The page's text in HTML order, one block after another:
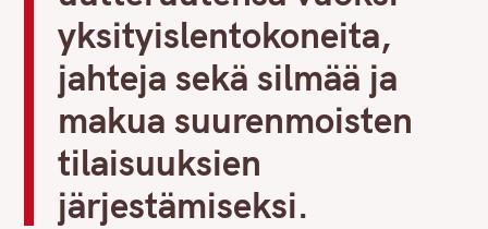
yksityislentokoneita,
jahteja sekä silmää ja
makua suurenmoisten
tilaisuuksien
järjestämiseksi.